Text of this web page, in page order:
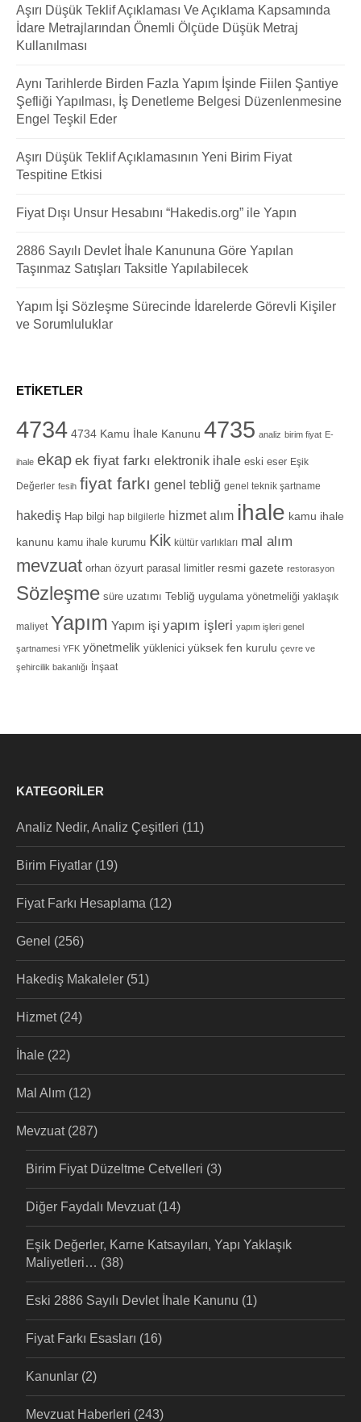
Aşırı Düşük Teklif Açıklaması Ve Açıklama Kapsamında
İdare Metrajlarından Önemli Ölçüde Düşük Metraj
Kullanılması
Aynı Tarihlerde Birden Fazla Yapım İşinde Fiilen Şantiye
Şefliği Yapılması, İş Denetleme Belgesi Düzenlenmesine
Engel Teşkil Eder
Aşırı Düşük Teklif Açıklamasının Yeni Birim Fiyat
Tespitine Etkisi
Fiyat Dışı Unsur Hesabını “Hakedis.org” ile Yapın
2886 Sayılı Devlet İhale Kanununa Göre Yapılan
Taşınmaz Satışları Taksitle Yapılabilecek
Yapım İşi Sözleşme Sürecinde İdarelerde Görevli Kişiler
ve Sorumluluklar
ETIKETLER
4734 4734 Kamu İhale Kanunu 4735 analiz birim fiyat E-
ihale ekap ek fiyat farkı elektronik ihale eski eser Eşik
Değerler fesih fiyat farkı genel tebliğ genel teknik şartname
hakediş Hap bilgi hap bilgilerle hizmet alım ihale kamu ihale
kanunu kamu ihale kurumu Kik kültür varlıkları mal alım
mevzuat orhan özyurt parasal limitler resmi gazete restorasyon
Sözleşme süre uzatımı Tebliğ uygulama yönetmeliği yaklaşık
maliyet Yapım Yapım işi yapım işleri yapım işleri genel
şartnamesi YFK yönetmelik yüklenici yüksek fen kurulu çevre ve
şehircilik bakanlığı İnşaat
KATEGORILER
Analiz Nedir, Analiz Çeşitleri (11)
Birim Fiyatlar (19)
Fiyat Farkı Hesaplama (12)
Genel (256)
Hakediş Makaleler (51)
Hizmet(24)
İhale (22)
Mal Alım (12)
Mevzuat(287)
Birim Fiyat Düzeltme Cetvelleri (3)
Diğer Faydalı Mevzuat(14)
Eşik Değerler, Karne Katsayıları, Yapı Yaklaşık
Maliyetleri… (38)
Eski 2886 Sayılı Devlet İhale Kanunu (1)
Fiyat Farkı Esasları (16)
Kanunlar (2)
Mevzuat Haberleri (243)